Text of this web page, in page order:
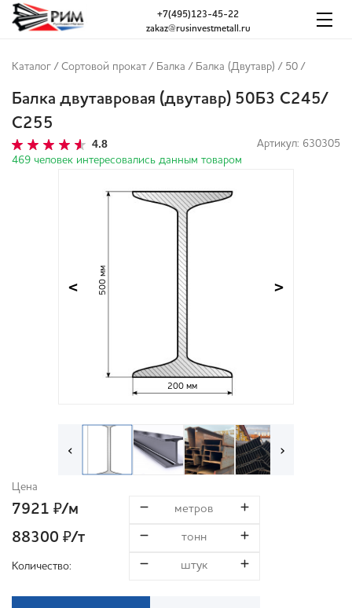
zakaz@rusinvestmetall.ru
+7(495)123-45-22
Каталог / Сортовой прокат / Балка / Балка (Двутавр) / 50 /
Балка двутавровая (двутавр) 50Б3 С245/
С255
4.8
Артикул: 630305
469 человек интересовались данным товаром
200 мм
500 мм
< >
‹ ›
Цена
7921 ₽/м
88300 ₽/т
Количество: